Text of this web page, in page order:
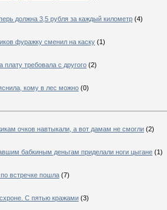
должна 3,5 рубля за каждый километр (4)
фуражку сменил на каску (1)
плату требовала с другого (2)
кому в лес можно (0)
очков навтыкали, а вот дамам не смогли (2)
бабкиным деньгам приделали ноги цыгане (1)
встречке пошла (7)
С пятью кражами (3)